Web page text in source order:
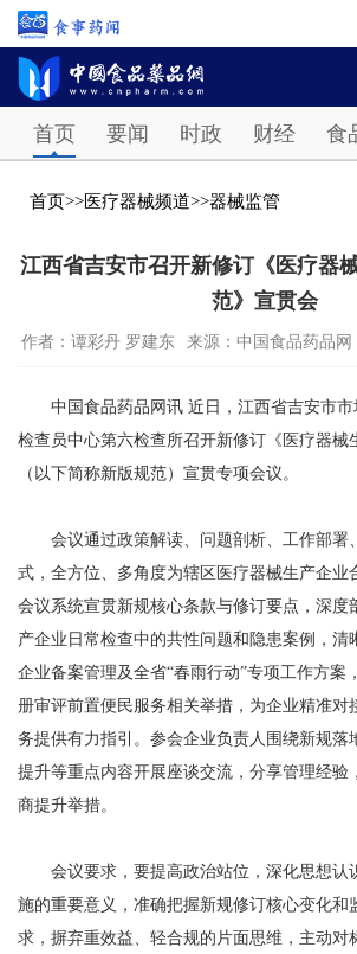
首页 要闻 时政 财经 食
首页>>医疗器械频道>>器械监管
江西省吉安市召开新修订《医疗器
范》宣贯会
作者：谭彩丹 罗建东 来源：中国食品药品网
中国食品药品网讯 近日，江西省吉安市市
检查员中心第六检查所召开新修订《医疗器械
（以下简称新版规范）宣贯专项会议。
会议通过政策解读、问题剖析、工作部署
式，全方位、多角度为辖区医疗器械生产企业
会议系统宣贯新规核心条款与修订要点，深度
产企业日常检查中的共性问题和隐患案例，清
企业备案管理及全省“春雨行动”专项工作方案
册审评前置便民服务相关举措，为企业精准对
务提供有力指引。参会企业负责人围绕新规落
提升等重点内容开展座谈交流，分享管理经验
商提升举措。
会议要求，要提高政治站位，深化思想认
施的重要意义，准确把握新规修订核心变化和
求，摒弃重效益、轻合规的片面思维，主动对